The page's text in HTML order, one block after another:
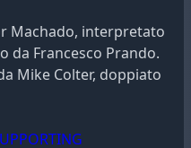
Machado, interpretato
da Francesco Prando.
Mike Colter, doppiato